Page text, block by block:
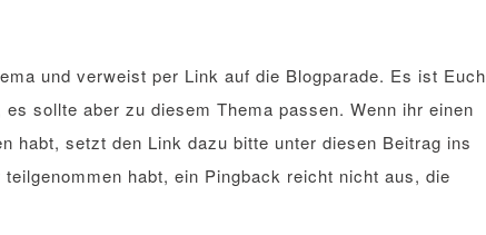
und verweist per Link auf die Blogparade. Es ist Euch
sollte aber zu diesem Thema passen. Wenn ihr einen
habt, setzt den Link dazu bitte unter diesen Beitrag ins
habt, ein Pingback reicht nicht aus, die